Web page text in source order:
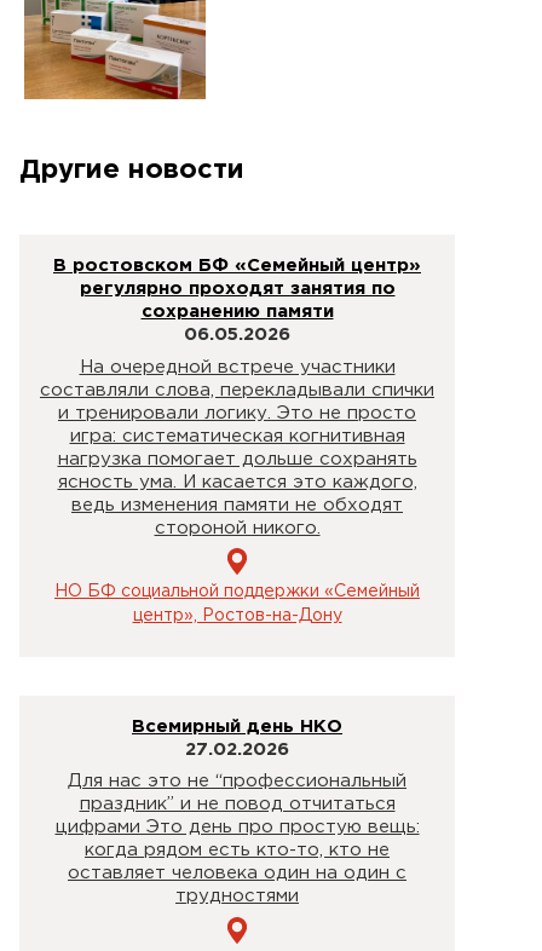
Другие новости
В ростовском БФ «Семейный центр»
регулярно проходят занятия по
сохранению памяти
06.05.2026
На очередной встрече участники
составляли слова, перекладывали спички
и тренировали логику. Это не просто
игра: систематическая когнитивная
нагрузка помогает дольше сохранять
ясность ума. И касается это каждого,
ведь изменения памяти не обходят
стороной никого.
НО БФ социальной поддержки «Семейный
центр», Ростов-на-Дону
Всемирный день НКО
27.02.2026
Для нас это не “профессиональный
праздник” и не повод отчитаться
цифрами Это день про простую вещь:
когда рядом есть кто-то, кто не
оставляет человека один на один с
трудностями